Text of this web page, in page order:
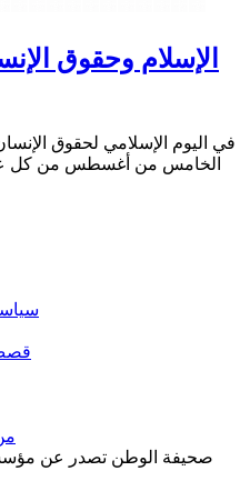
الإسلام وحقوق
في اليوم الإسلامي لحقوق
الخامس من أغسطس من كل
صحيفة الوطن تصدر عن